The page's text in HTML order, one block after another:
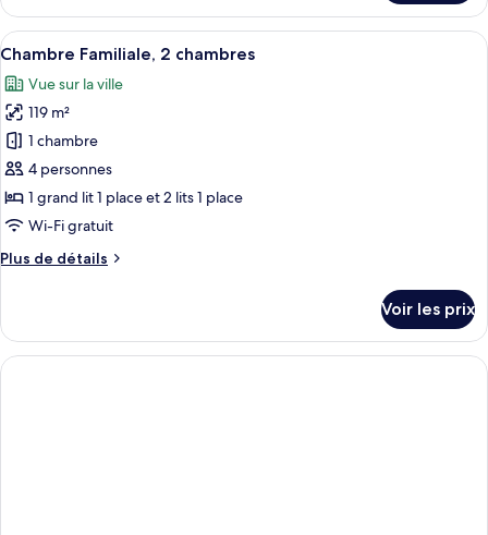
le
type
de
Suite
Exécutive
Afficher
toutes
les
photos
pour
ce
type
de
chambre :
Chambre
chambres
Une chambre d’hôtel moderne
6
Chambre Familiale, 2 chambres
Vue sur la ville
119 m²
1 chambre
4 personnes
1 grand lit 1 place et 2 lits 1 place
Wi-Fi gratuit
Plus de détails
Plus
le
type
de
Voir les prix